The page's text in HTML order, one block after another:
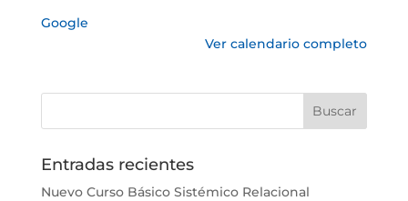
Google
Ver calendario completo
Entradas recientes
Nuevo Curso Básico Sistémico Relacional